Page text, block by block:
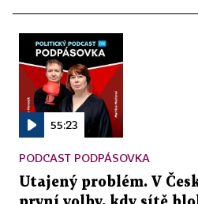
55:23
PODCAST PODPÁSOVKA
Utajený problém. V